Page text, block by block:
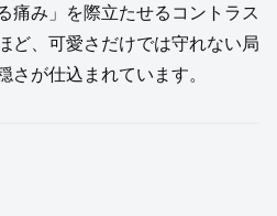
痛み」を際立たせるコントラス
ど、可愛さだけでは守れない局
が仕込まれています。